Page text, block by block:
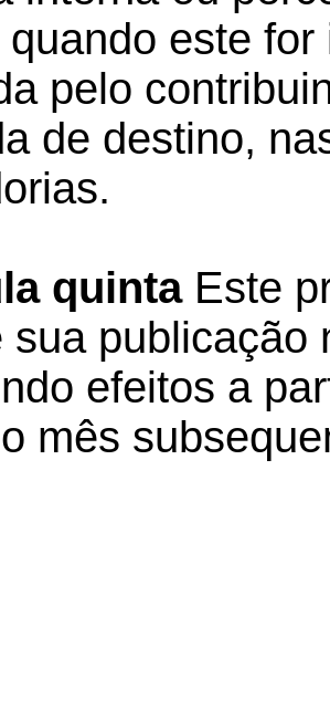
este
pelo
de destino,
quintaEste
sua publicação
efeitos a
mês